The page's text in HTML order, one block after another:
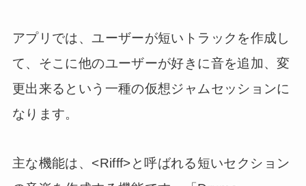
アプリでは、ユーザーが短いトラックを作成し
て、そこに他のユーザーが好きに音を追加、変
更出来るという一種の仮想ジャムセッションに
なります。
主な機能は、<Rifff>と呼ばれる短いセクション